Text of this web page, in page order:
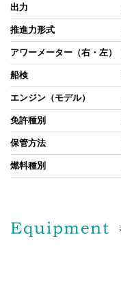
出力
推進力形式
アワーメーター（右・左）
船検
エンジン（モデル）
免許種別
保管方法
燃料種別